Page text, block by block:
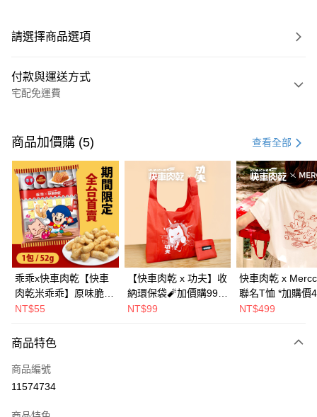
請選擇商品選項
付款與運送方式
宅配免運費
信用卡一次付款
LINE Pay
Apple Pay
街口支付
悠遊付
Google Pay
全盈+PAY
相關說明
AFTEE先享後付是「在收到商品之後才付款」的支付方式。 讓您購物簡單
便利好安心！
ATM付款
商品加價購 (5) 查看全部
乖乖x快車肉乾【快車
肉乾米乖乖】原味脆紙
口味-零嘴界雙霸王首
銷補貨到！★
NT$55
【快車肉乾 x 功夫】收
納環保袋🧨加價購99元
(原價199元)
NT$99
快車肉乾 x
聯名T恤 *加購價
NT$499
商品特色
商品編號
11574734